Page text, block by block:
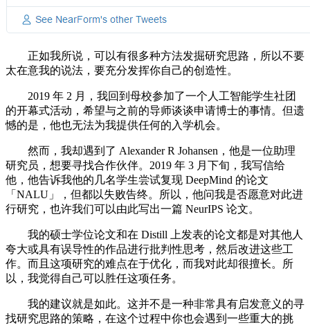
正如我所说，可以有很多种方法发掘研究思路，所以不要
太在意我的说法，要充分发挥你自己的创造性。
2019 年 2 月，我回到母校参加了一个人工智能学生社团
的开幕式活动，希望与之前的导师谈谈申请博士的事情。但遗
憾的是，他也无法为我提供任何的入学机会。
然而，我却遇到了 Alexander R Johansen，他是一位助理
研究员，想要寻找合作伙伴。2019 年 3 月下旬，我写信给
他，他告诉我他的几名学生尝试复现 DeepMind 的论文
「NALU」，但都以失败告终。所以，他问我是否愿意对此进
行研究，也许我们可以由此写出一篇 NeurIPS 论文。
我的硕士学位论文和在 Distill 上发表的论文都是对其他人
夸大或具有误导性的作品进行批判性思考，然后改进这些工
作。而且这项研究的难点在于优化，而我对此却很擅长。所
以，我觉得自己可以胜任这项任务。
我的建议就是如此。这并不是一种非常具有启发意义的寻
找研究思路的策略，在这个过程中你也会遇到一些重大的挑